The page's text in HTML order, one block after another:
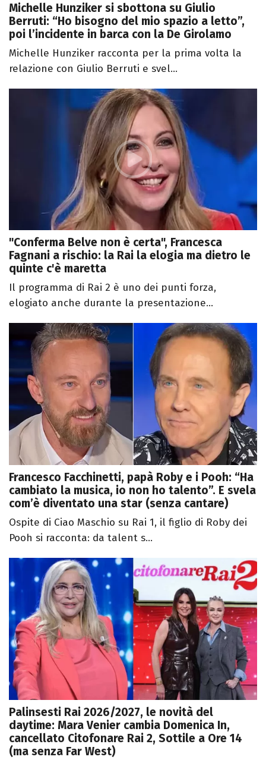
Michelle Hunziker si sbottona su Giulio
Berruti: “Ho bisogno del mio spazio a letto”,
poi l’incidente in barca con la De Girolamo
Michelle Hunziker racconta per la prima volta la
relazione con Giulio Berruti e svel...
"Conferma Belve non è certa", Francesca
Fagnani a rischio: la Rai la elogia ma dietro le
quinte c'è maretta
Il programma di Rai 2 è uno dei punti forza,
elogiato anche durante la presentazione...
Francesco Facchinetti, papà Roby e i Pooh: “Ha
cambiato la musica, io non ho talento”. E svela
com’è diventato una star (senza cantare)
Ospite di Ciao Maschio su Rai 1, il figlio di Roby dei
Pooh si racconta: da talent s...
Palinsesti Rai 2026/2027, le novità del
daytime: Mara Venier cambia Domenica In,
cancellato Citofonare Rai 2, Sottile a Ore 14
(ma senza Far West)